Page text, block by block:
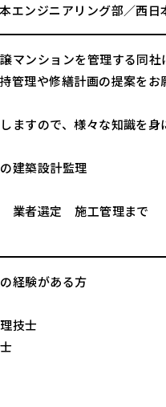
ンジニアリング部／西日
マンションを管理する同社
管理や修繕計画の提案をお
ますので、様々な知識を身
建築設計監理
業者選定 施工管理まで
経験がある方
技士